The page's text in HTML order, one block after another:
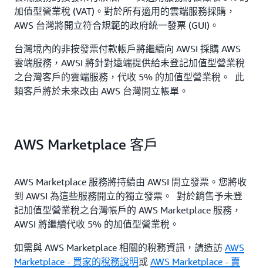
加值型營業稅 (VAT)。對於所有適用的雲端服務採購，
AWS 台灣將開立符合規範的政府統一發票 (GUI)。
台灣境內的非按發票付款帳戶將繼續向 AWSI 採購 AWS
雲端服務，AWSI 將針對遠端提供給未登記加值型營業稅
之台灣客戶的雲端服務，代收 5% 的加值型營業稅。 此
類客戶將於未來改由 AWS 台灣開立帳單。
AWS Marketplace 客戶
AWS Marketplace 服務將持續由 AWSI 開立發票。您將收
到 AWSI 為這些服務開立的獨立發票。 對於銷售予未登
記加值型營業稅之台灣帳戶的 AWS Marketplace 服務，
AWSI 將繼續代收 5% 的加值型營業稅。
如需與 AWS Marketplace 相關的稅務資訊，請造訪 AWS
Marketplace - 買家的稅務說明或 AWS Marketplace - 賣